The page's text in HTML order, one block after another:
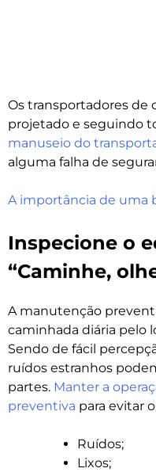
Os transportadores de
projetado e seguindo
manuseio do
alguma falha de
A importância de uma
Inspecione o
“Caminhe,
A manutenção
caminhada diária pelo
Sendo de fácil
ruídos estranhos
partes. Manter a
preventiva para evitar
Ruídos;
Lixos;